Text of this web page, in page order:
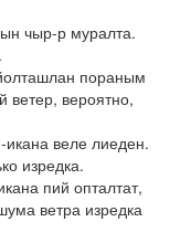
чыр-р муралта.
пораным
ветер, вероятно,
веле лиеден.
изредка.
пий опталтат,
ветра изредка